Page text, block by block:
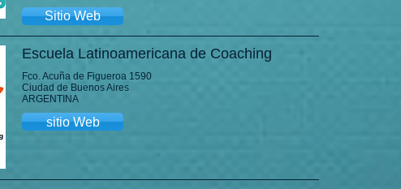
Sitio Web
Escuela Latinoamericana de Coaching
Fco. Acuña de Figueroa 1590
Ciudad de Buenos Aires
ARGENTINA
sitio Web